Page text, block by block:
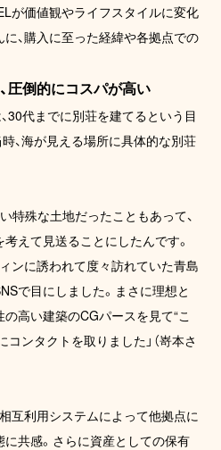
が価値観やライフスタイルに変化
、購入に至った経緯や各拠点での
圧倒的にコスパが高い
30代までに別荘を建てるという目
、海が見える場所に具体的な別荘
特殊な土地だったこともあって、
えて見送ることにしたんです。
ンに誘われて度々訪れていた青島
で目にしました。まさに理想と
高い建築のCGパースを見て“こ
コンタクトを取りました」（嵜本さ
互利用システムによって他拠点に
共感。さらに資産としての保有